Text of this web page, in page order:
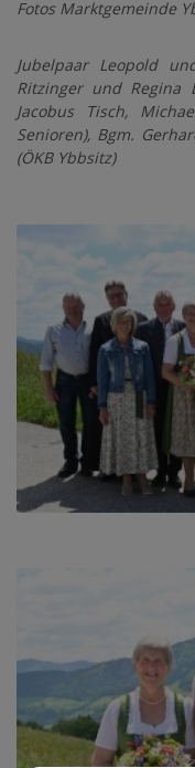
Fotos Marktgemeinde
Jubelpaar Leopold
Ritzinger und Regina
Jacobus Tisch,
Senioren), Bgm.
(ÖKB Ybbsitz)